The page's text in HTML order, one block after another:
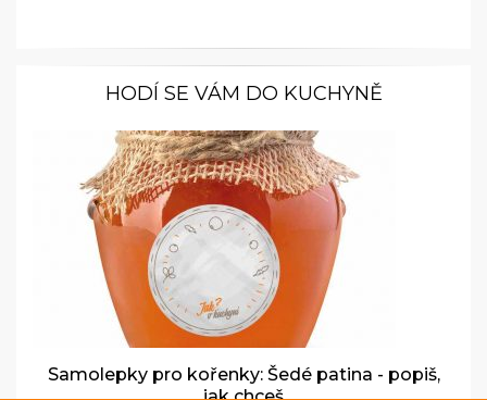
HODÍ SE VÁM DO KUCHYNĚ
Samolepky pro kořenky: Šedé patina - popiš,